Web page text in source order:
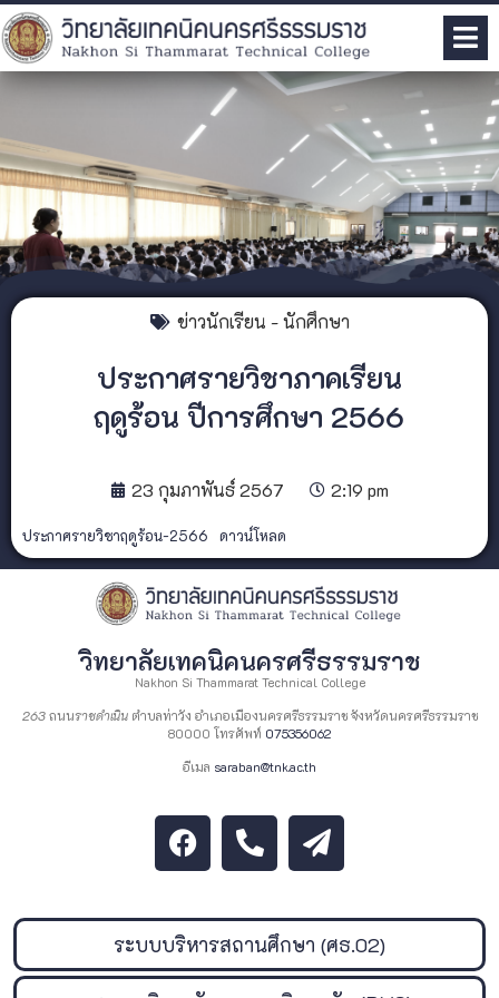
ข่าวนักเรียน - นักศึกษา
ประกาศรายวิชาภาคเรียน
ฤดูร้อน ปีการศึกษา 2566
23 กุมภาพันธ์ 2567 2:19 pm
ประกาศรายวิชาฤดูร้อน-2566 ดาวน์โหลด
วิทยาลัยเทคนิคนครศรีธรรมราช
Nakhon Si Thammarat Technical College
263ถนนราชดำเนินตำบลท่าวัง อำเภอเมืองนครศรีธรรมราช จังหวัดนครศรีธรรมราช
80000 โทรศัพท์ 075356062
อีเมล saraban@tnk.ac.th
ระบบบริหารสถานศึกษา (ศธ.02)